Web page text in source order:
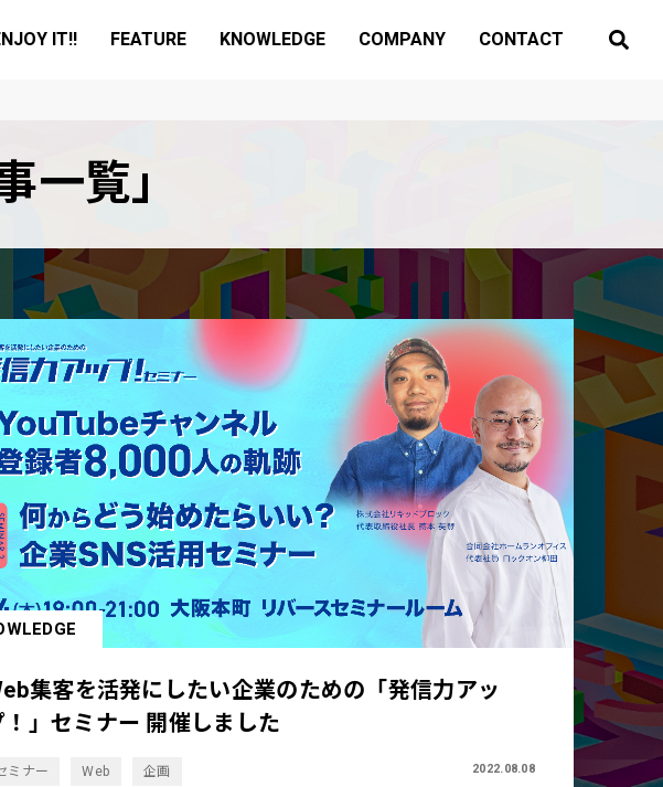
IT!! FEATURE KNOWLEDGE COMPANY CONTACT
一覧」
集客を活発にしたい企業のための「発信力アッ
！」セミナー 開催しました
ミナー Web 企画 2022.08.08